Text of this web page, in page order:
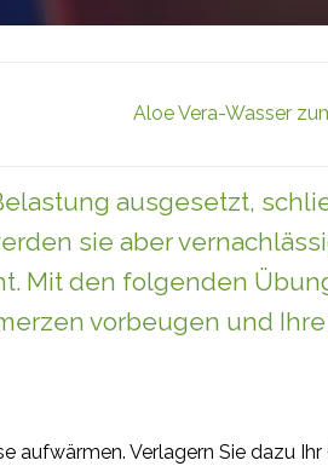
ausgesetzt,
sie aber
Mit den folgenden
vorbeugen und
aufwärmen. Verlagern Sie dazu
Aloe Vera-Wasser